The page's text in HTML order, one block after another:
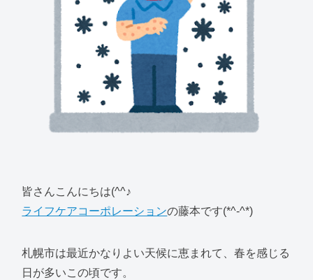
皆さんこんにちは(^^♪
ライフケアコーポレーションの藤本です(*^-^*)
札幌市は最近かなりよい天候に恵まれて、春を感じる
日が多いこの頃です。